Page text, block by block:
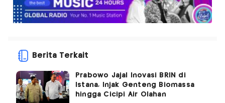
Berita Terkait
Prabowo Jajal Inovasi BRIN di
Istana, Injak Genteng Biomassa
hingga Cicipi Air Olahan